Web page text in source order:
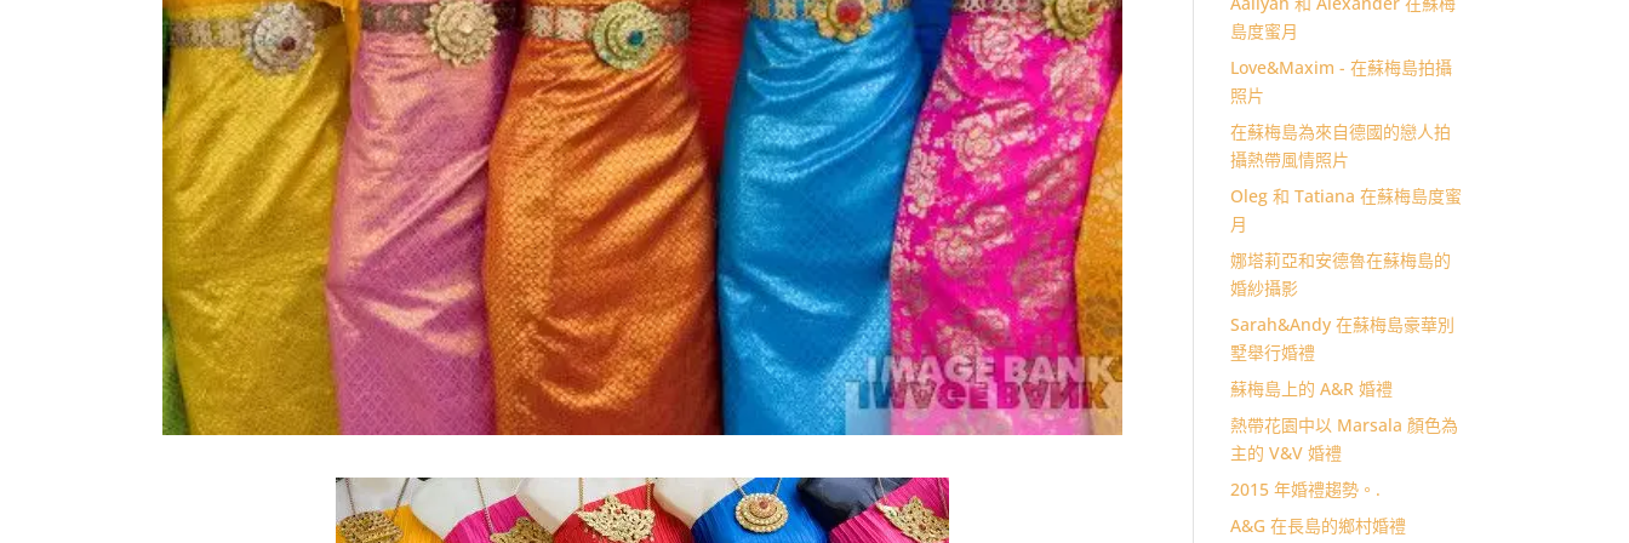
島度蜜月
Love&Maxim - 在蘇梅島拍攝
照片
在蘇梅島為來自德國的戀人拍
攝熱帶風情照片
Oleg 和 Tatiana 在蘇梅島度蜜
月
娜塔莉亞和安德魯在蘇梅島的
婚紗攝影
Sarah&Andy 在蘇梅島豪華別
墅舉行婚禮
蘇梅島上的 A&R 婚禮
熱帶花園中以 Marsala 顏色為
主的 V&V 婚禮
2015 年婚禮趨勢。.
A&G 在長島的鄉村婚禮